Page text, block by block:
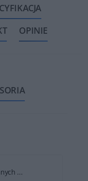
OPINIE
...